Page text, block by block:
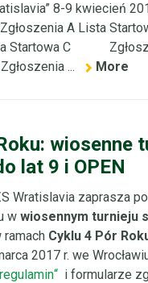
8-9 kwiecień
A Lista
Startowa C
...
More
wiosenne
lat 9 i OPEN
Wratislavia zaprasza
w wiosennym turnieju
ramach Cyklu 4 Pór
2017 r. we
regulamin
i formularze